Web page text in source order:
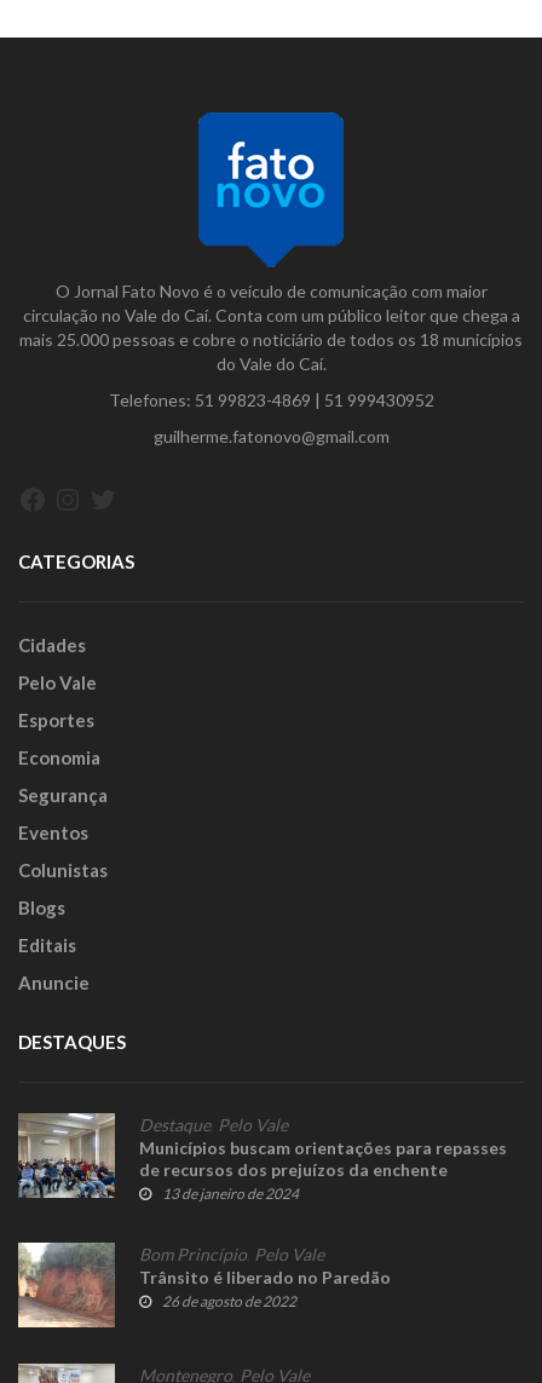
O Jornal Fato Novo é o veículo de comunicação com maior
circulação no Vale do Caí. Conta com um público leitor que chega a
mais 25.000 pessoas e cobre o noticiário de todos os 18 municípios
do Vale do Caí.
Telefones: 51 99823-4869 | 51 999430952
guilherme.fatonovo@gmail.com
CATEGORIAS
Cidades
Pelo Vale
Esportes
Economia
Segurança
Eventos
Colunistas
Blogs
Editais
Anuncie
DESTAQUES
Destaque, Pelo Vale
Municípios buscam orientações para repasses
de recursos dos prejuízos da enchente
13 de janeiro de 2024
Bom Princípio Pelo Vale
Trânsito é liberado no Paredão
26 de agosto de 2022
Montenegro Pelo Vale